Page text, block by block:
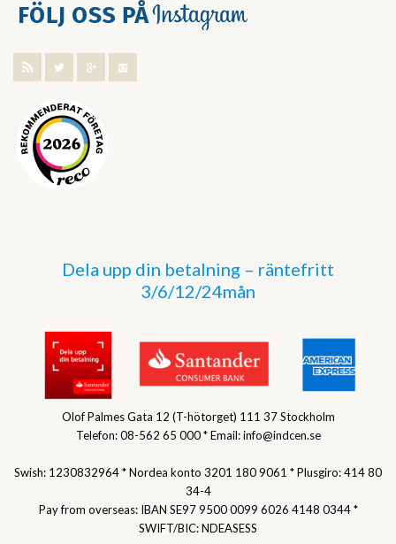
Dela upp din betalning – räntefritt
3/6/12/24mån
Olof Palmes Gata 12 (T-hötorget) 111 37 Stockholm
Telefon: 08-562 65 000 * Email: info@indcen.se
Swish: 1230832964 * Nordea konto 3201 180 9061 * Plusgiro: 414 80
34-4
Pay from overseas: IBAN SE97 9500 0099 6026 4148 0344 *
SWIFT/BIC: NDEASESS